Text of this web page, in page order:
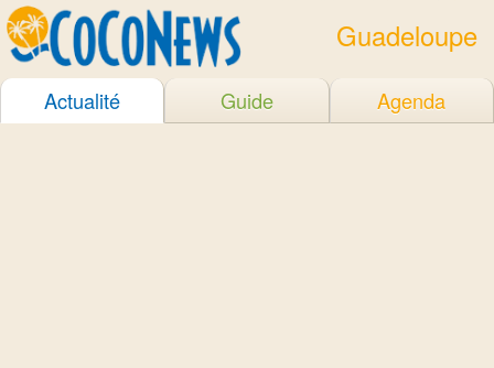
Guadeloupe
Actualité Guide Agenda